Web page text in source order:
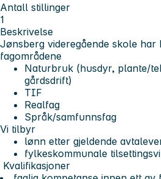
Antall stillinger
1
Beskrivelse
Jønsberg videregående skole
fagområdene
Naturbruk (husdyr, plante/
gårdsdrift)
TIF
Realfag
Språk/samfunnsfag
Vi tilbyr
lønn etter gjeldende
fylkeskommunale
Kvalifikasjoner